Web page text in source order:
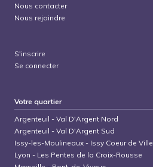
Nous contacter
Nous rejoindre
S'inscrire
Se connecter
Votre quartier
Argenteuil -Val D'Argent Nord
Argenteuil -Val D'Argent Sud
Issy-les-Moulineaux - Issy Coeur de Ville
Lyon - Les Pentes de la Croix-Rousse